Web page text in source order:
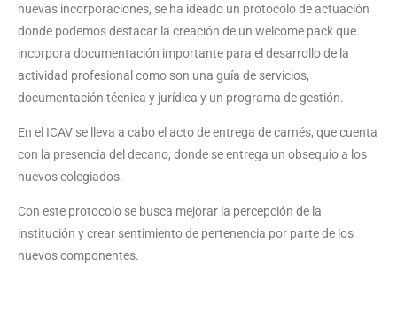
nuevas incorporaciones, se ha ideado un protocolo de actuación
donde podemos destacar la creación de un welcome pack que
incorpora documentación importante para el desarrollo de la
actividad profesional como son una guía de servicios,
documentación técnica y jurídica y un programa de gestión.
En el ICAV se lleva a cabo el acto de entrega de carnés, que cuenta
con la presencia del decano, donde se entrega un obsequio a los
nuevos colegiados.
Con este protocolo se busca mejorar la percepción de la
institución y crear sentimiento de pertenencia por parte de los
nuevos componentes.